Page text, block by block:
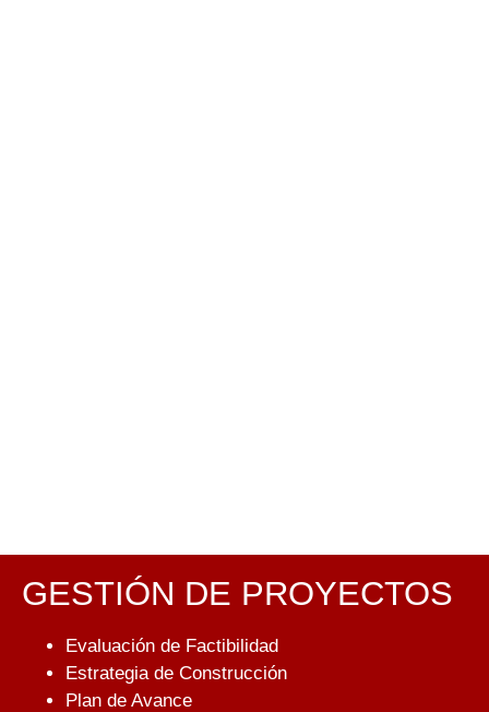
GESTIÓN DE PROYECTOS
Evaluación de Factibilidad
Estrategia de Construcción
Plan de Avance